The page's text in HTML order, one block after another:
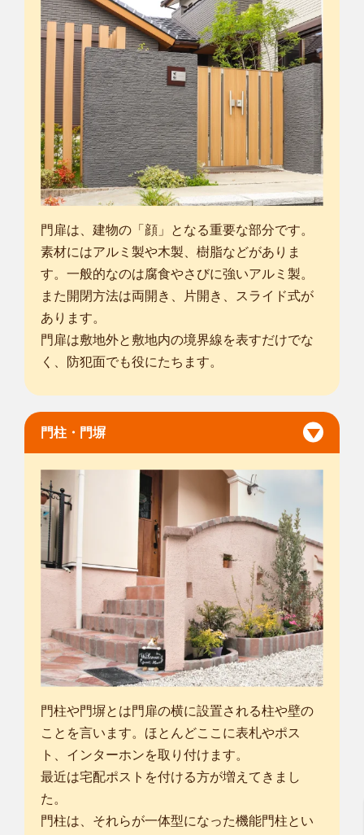
門扉は、建物の「顔」となる重要な部分です。
素材にはアルミ製や木製、樹脂などがありま
す。一般的なのは腐食やさびに強いアルミ製。
また開閉方法は両開き、片開き、スライド式が
あります。
門扉は敷地外と敷地内の境界線を表すだけでな
く、防犯面でも役にたちます。
門柱・門塀
門柱や門塀とは門扉の横に設置される柱や壁の
ことを言います。ほとんどここに表札やポス
ト、インターホンを取り付けます。
最近は宅配ポストを付ける方が増えてきまし
た。
門柱は、それらが一体型になった機能門柱とい